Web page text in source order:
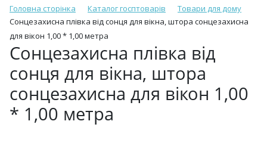
Головна сторінка Каталог госптоварів
Товари для дому
Сонцезахисна плівка від сонця для вікна, штора сонцезахисна
для вікон 1,00 * 1,00 метра
Сонцезахисна плівка від
сонця для вікна, штора
сонцезахисна для вікон 1,00
* 1,00 метра